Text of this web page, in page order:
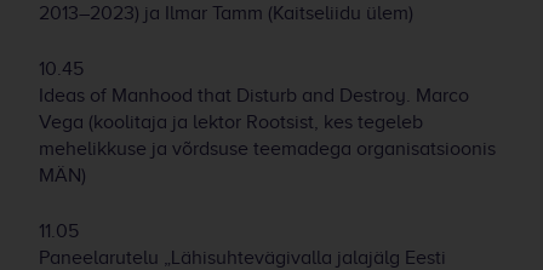
2013–2023) ja Ilmar Tamm (Kaitseliidu ülem)
10.45
Ideas of Manhood that Disturb and Destroy. Marco
Vega (koolitaja ja lektor Rootsist, kes tegeleb
mehelikkuse ja võrdsuse teemadega organisatsioonis
MÄN)
11.05
Paneelarutelu „Lähisuhtevägivalla jalajälg Eesti